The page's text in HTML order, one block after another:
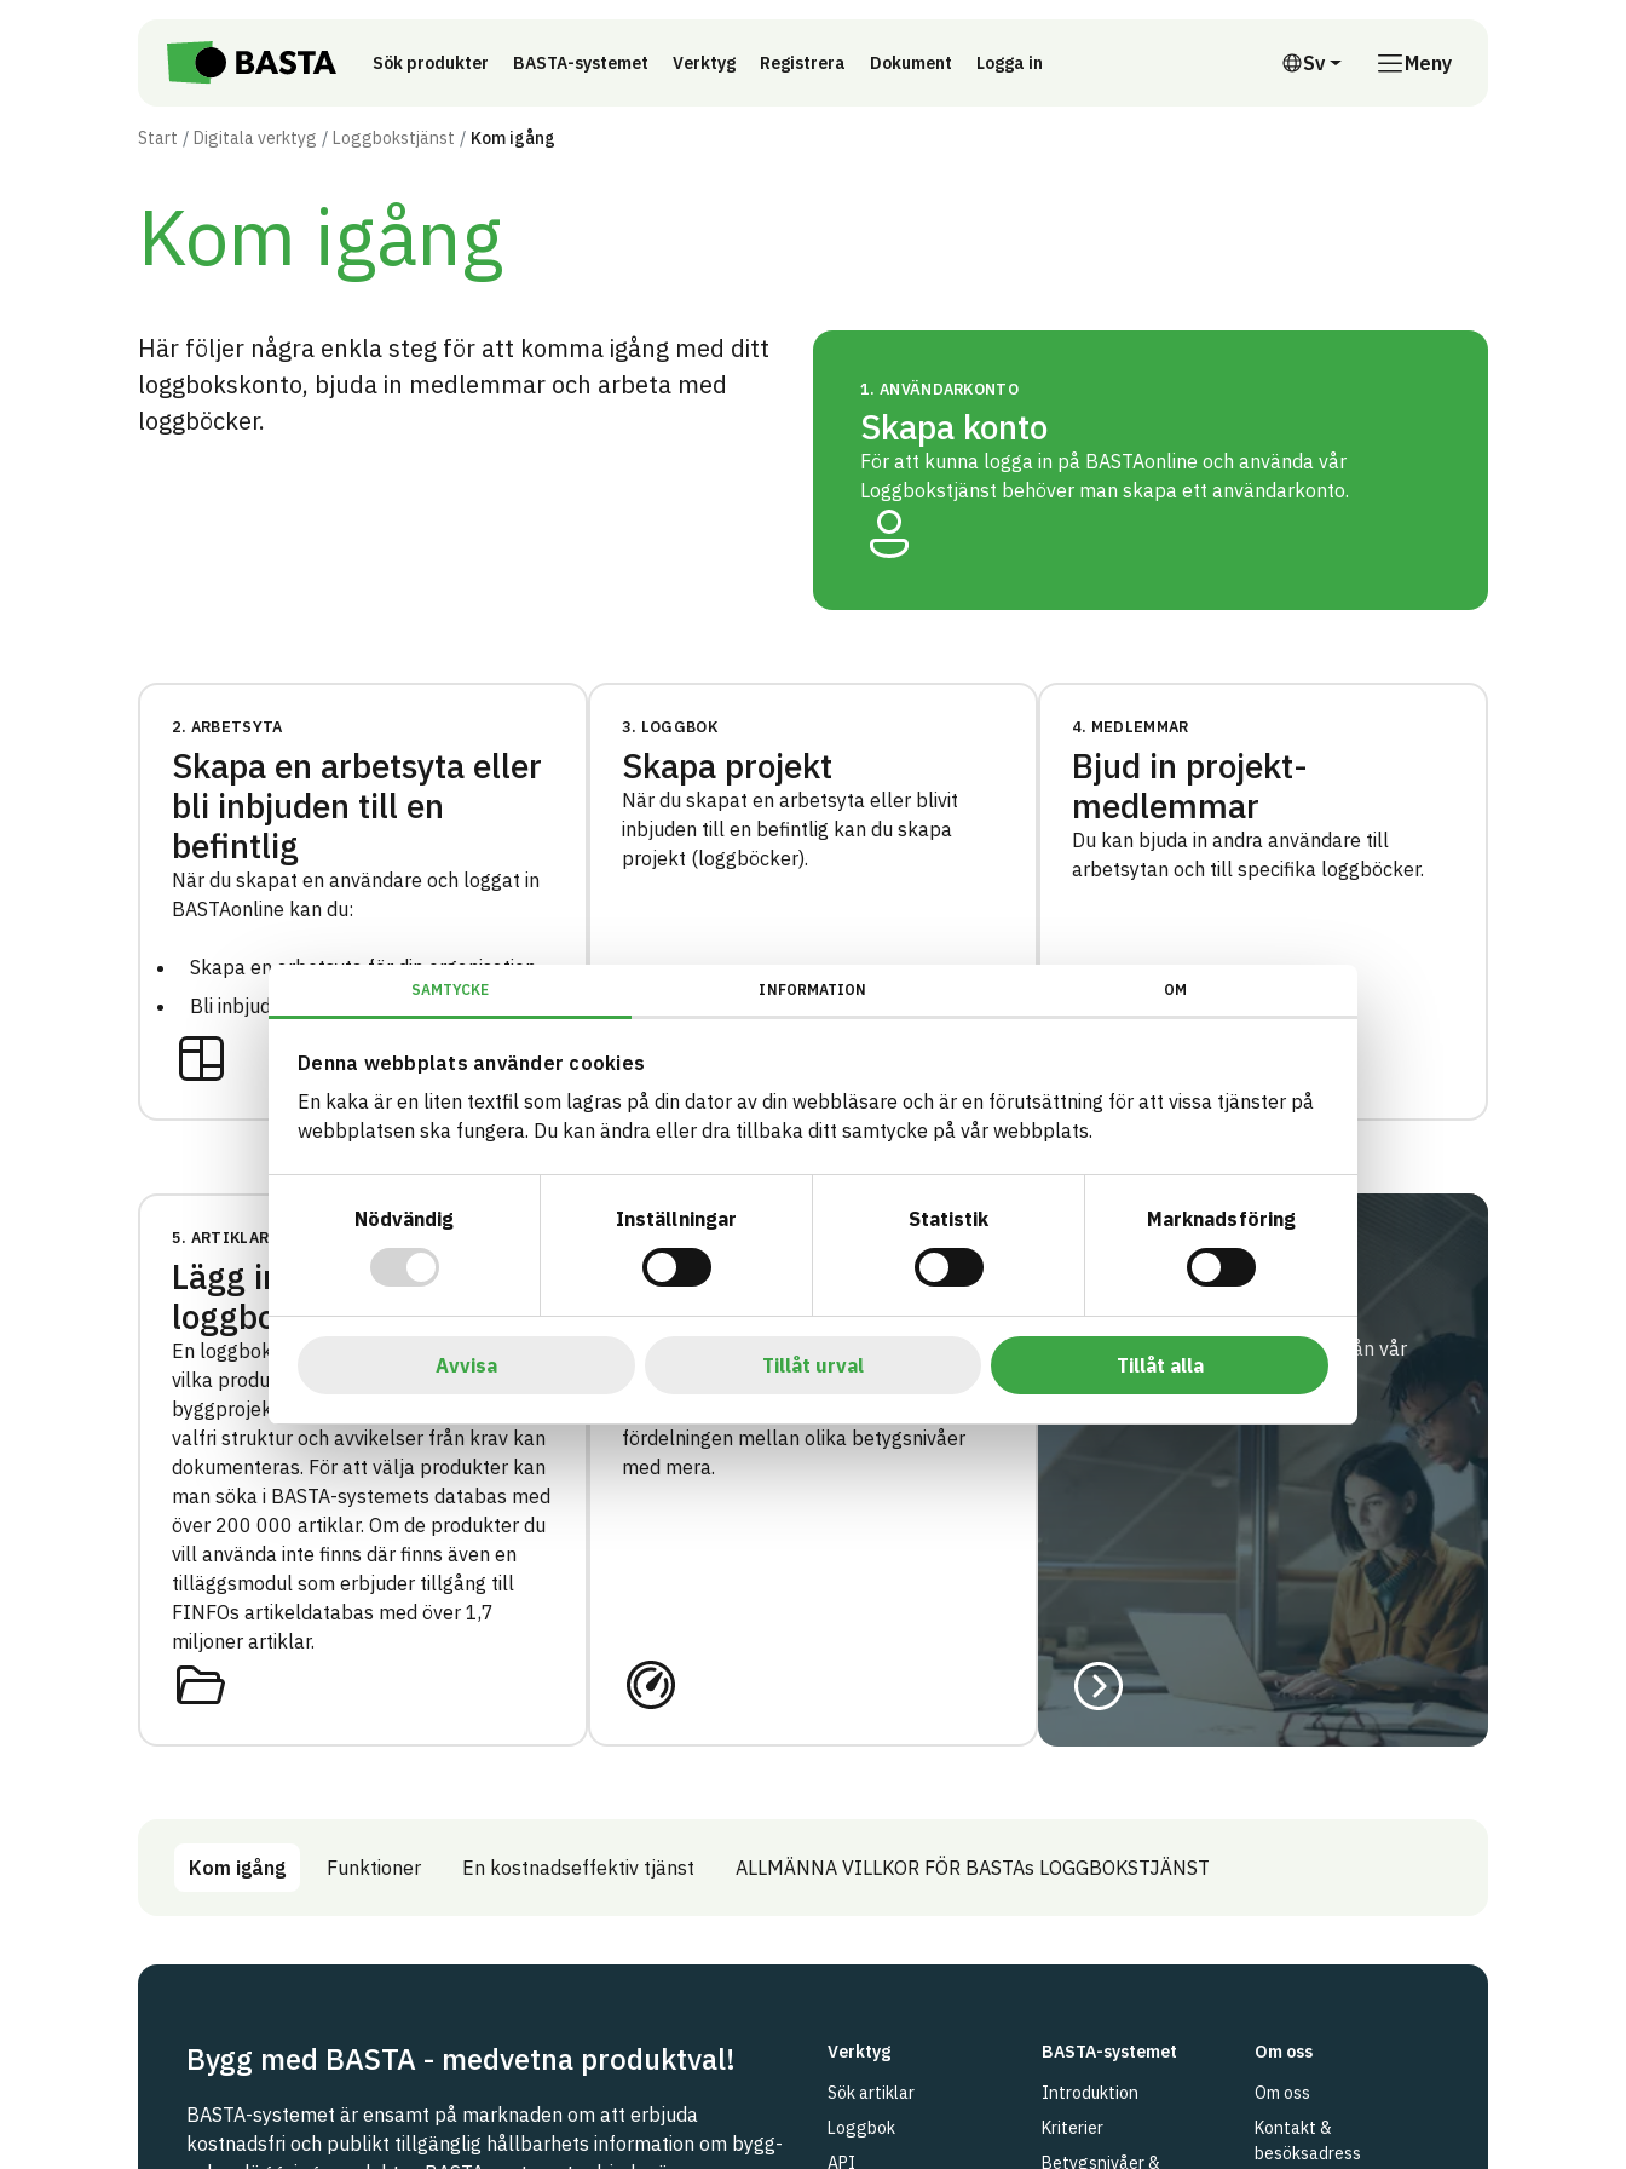
SAMTYCKE INFORMATION OM
Denna webbplats använder cookies
En kaka är en liten textfil som lagras på din dator av din webbläsare och är en förutsättning för att vissa tjänster på
webbplatsen ska fungera. Du kan ändra eller dra tillbaka ditt samtycke på vår webbplats.
Samtyckesval
Nödvändig
Inställningar Statistik Marknadsföring
Avvisa Tillåt urval Tillåt alla
Sök produkter BASTA-systemet Verktyg Registrera Dokument Logga in Sv
Svenska
Meny
Start Digitala verktyg Loggbokstjänst Kom igång
Kom igång
Här följer några enkla steg för att komma igång med ditt
loggbokskonto, bjuda in medlemmar och arbeta med
loggböcker.
1. ANVÄNDARKONTO
Skapa konto
För att kunna logga in på BASTAonline och använda vår
Loggbokstjänst behöver man skapa ett användarkonto.
2. ARBETSYTA
Skapa en arbetsyta eller
bli inbjuden till en
befintlig
När du skapat en användare och loggat in
BASTAonline kan du:
Skapa en arbetsyta för din organisation
Bli inbjuden till en befintlig arbetsyta
3. LOGGBOK
Skapa projekt
När du skapat en arbetsyta eller blivit
inbjuden till en befintlig kan du skapa
projekt (loggböcker).
4. MEDLEMMAR
Bjud in projekt­
medlemmar
Du kan bjuda in andra användare till
arbetsytan och till specifika loggböcker.
5. ARTIKLAR
Lägg in produkter i
loggboken
En loggbok används för att dokumentera
vilka produkter som använts i
byggprojektet, produkterna kategoriseras i
valfri struktur och avvikelser från krav kan
dokumenteras. För att välja produkter kan
man söka i BASTA-systemets databas med
över 200 000 artiklar. Om de produkter du
vill använda inte finns där finns även en
tilläggsmodul som erbjuder tillgång till
FINFOs artikeldatabas med över 1,7
miljoner artiklar.
Följ upp avvikelser och
analysera
När alla produkter är inlagda i loggboken
kan man följa upp eventuella avvikelser
fördelningen mellan olika betygsnivåer
med mera.
Handledning
loggbokstjänst
Hämta komplett handledning ifrån vår
dokumentbank.
Kom igång Funktioner En kostnadseffektiv tjänst ALLMÄNNA VILLKOR FÖR BASTAs LOGGBOKSTJÄNST
Bygg med BASTA - medvetna produktval!
BASTA-systemet är ensamt på marknaden om att erbjuda
kostnadsfri och publikt tillgänglig hållbarhets information om bygg-
Verktyg
Sök artiklar
Loggbok
API
BASTA-systemet
Introduktion
Kriterier
Betygsnivåer &
Om oss
Om oss
Kontakt &
besöksadress